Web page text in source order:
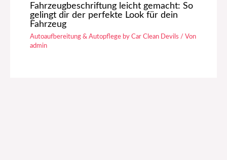
Fahrzeugbeschriftung leicht gemacht: So
gelingt dir der perfekte Look für dein
Fahrzeug
Autoaufbereitung & Autopflege by Car Clean Devils / Von
admin